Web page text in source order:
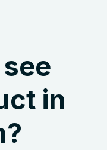
in